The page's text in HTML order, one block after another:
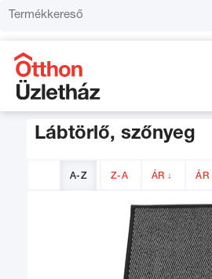
Lábtörlő, szőnyeg
A-Z Z-A ÁR ↓ ÁR